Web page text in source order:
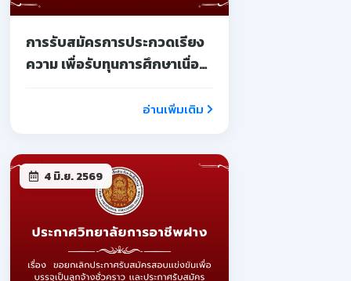
การรับสมัครการประกวดเรียง
ความ เพื่อรับทุนการศึกษาเนื่อง
อ่านเพิ่มเติม
4 มิ.ย. 2569